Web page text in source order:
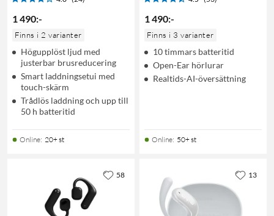
1 490:-
Finns i 2 varianter
Högupplöst ljud med
justerbar brusreducering
Smart laddningsetui med
touch-skärm
Trådlös laddning och upp till
50 h batteritid
Online: 20+ st
1 490:-
Finns i 3 varianter
10 timmars batteritid
Open-Ear hörlurar
Realtids-AI-översättning
Online: 50+ st
58 13